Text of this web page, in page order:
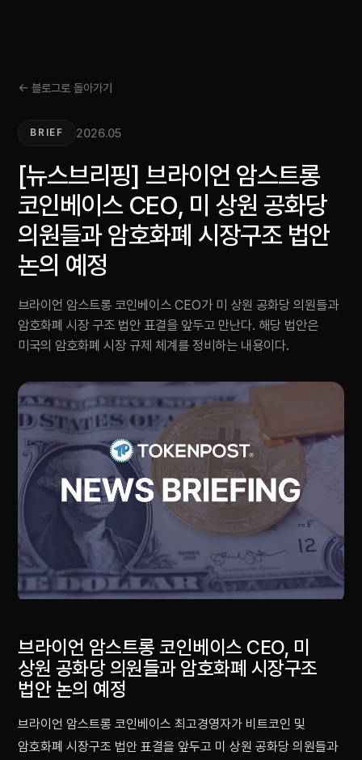
← 블로그로 돌아가기
BRIEF 2026.05
[뉴스브리핑] 브라이언 암스트롱
코인베이스 CEO, 미 상원 공화당
의원들과 암호화폐 시장구조 법안
논의 예정
브라이언 암스트롱 코인베이스 CEO가 미 상원 공화당 의원들과
암호화폐 시장 구조 법안 표결을 앞두고 만난다. 해당 법안은
미국의 암호화폐 시장 규제 체계를 정비하는 내용이다.
브라이언 암스트롱 코인베이스 CEO, 미
상원 공화당 의원들과 암호화폐 시장구조
법안 논의 예정
브라이언 암스트롱 코인베이스 최고경영자가 비트코인 및
암호화폐 시장구조 법안 표결을 앞두고 미 상원 공화당 의원들과